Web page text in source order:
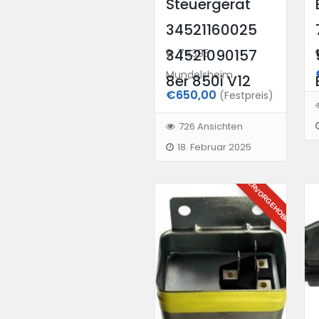
Steuergerät
34521160025
34521090157
8er 850i V12
74395
Mundelsheim
€650,00 (Festpreis)
726 Ansichten
18. Februar 2025
HERVORGEHOBEN